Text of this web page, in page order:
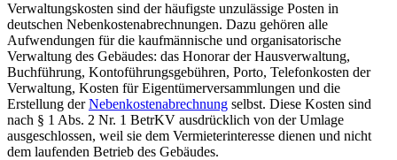
Verwaltungskosten sind der häufigste unzulässige Posten in
deutschen Nebenkostenabrechnungen. Dazu gehören alle
Aufwendungen für die kaufmännische und organisatorische
Verwaltung des Gebäudes: das Honorar der Hausverwaltung,
Buchführung, Kontoführungsgebühren, Porto, Telefonkosten der
Verwaltung, Kosten für Eigentümerversammlungen und die
Erstellung derNebenkostenabrechnung selbst. Diese Kosten sind
nach § 1 Abs. 2 Nr. 1 BetrKV ausdrücklich von der Umlage
ausgeschlossen, weil sie dem Vermieterinteresse dienen und nicht
dem laufenden Betrieb des Gebäudes.